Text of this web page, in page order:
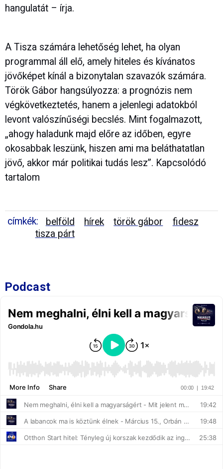
hangulatát – írja.
A Tisza számára lehetőség lehet, ha olyan
programmal áll elő, amely hiteles és kívánatos
jövőképet kínál a bizonytalan szavazók számára.
Török Gábor hangsúlyozza: a prognózis nem
végkövetkeztetés, hanem a jelenlegi adatokból
levont valószínűségi becslés. Mint fogalmazott,
„ahogy haladunk majd előre az időben, egyre
okosabbak leszünk, hiszen ami ma beláthatatlan
jövő, akkor már politikai tudás lesz”. Kapcsolódó
tartalom
címkék: belföld hírek török gábor
fidesz
tisza párt
Podcast